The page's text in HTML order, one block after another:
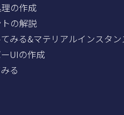
の作成
の解説
みる&マテリアルインスタ
UIの作成
る